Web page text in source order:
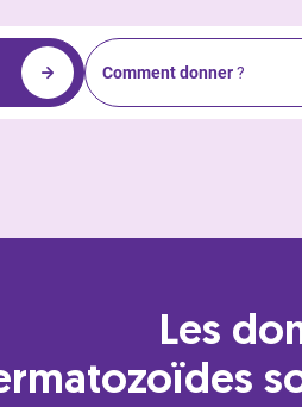
Comment donner?
Les